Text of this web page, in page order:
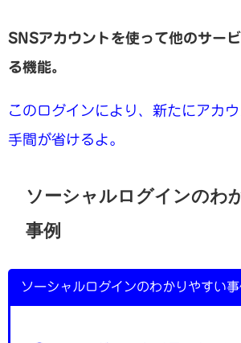
SNSアカウントを使って他のサー
る機能。
このログインにより、新たにアカ
手間が省けるよ。
ソーシャルログインのわ
事例
ソーシャルログインのわかりやすい事